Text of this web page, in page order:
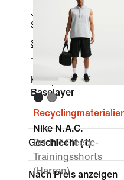
Joggers &
Sweatpants
Shorts
Tights & Leggings
Kompression &
Baselayer
Geschlecht(1)
Nach Preis anzeigen
Nike N.A.C.
Dri-FIT Fleece-
Trainingsshorts
(Herren)